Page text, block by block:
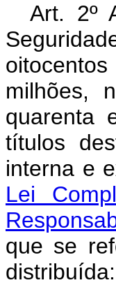
Art. 2º
milhões,
quarenta
títulos
interna e
Lei
que se
distribuída: